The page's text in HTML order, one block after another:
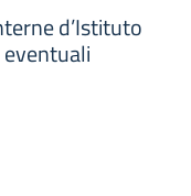
d’Istituto